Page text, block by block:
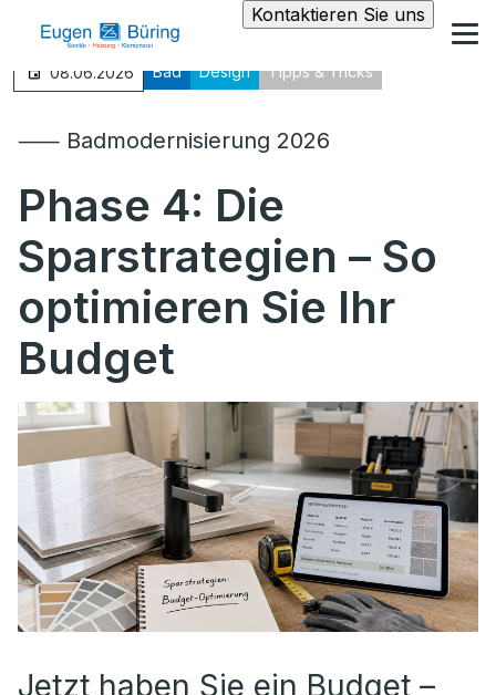
Kontaktieren Sie uns
08.06.2026 Bad Design Tipps & Tricks
⸺ Badmodernisierung 2026
Phase 4: Die
Sparstrategien – So
optimieren Sie Ihr
Budget
Jetzt haben Sie ein Budget –